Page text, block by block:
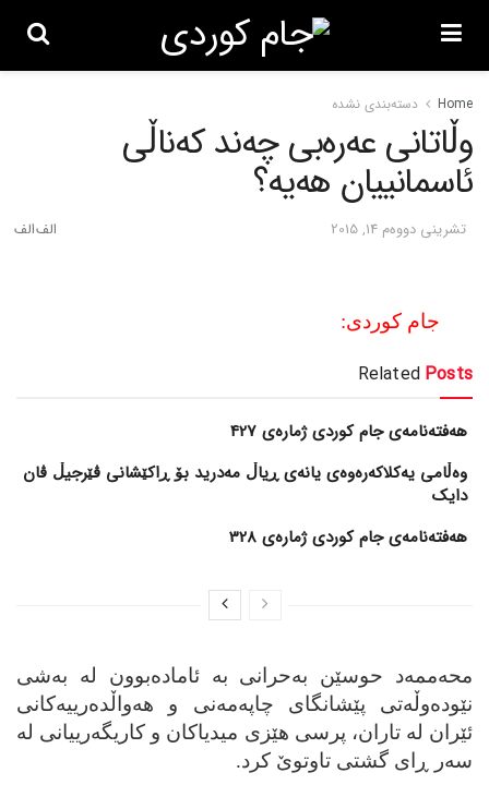
Home دسته‌بندی نشده
وڵاتانی عه‌ره‌بی چه‌ند که‌ناڵی
ئاسمانییان هه‌یه‌؟
تشرینی دووه‌م 14, 2015
جام کوردی:
Related Posts
هەفتەنامەی جام کوردی ژمارەی 427
وەڵامی یەکلاکەرەوەی یانەی ڕیاڵ مەدرید بۆ ڕاکێشانی ڤێرجیڵ ڤان
دایک
هەفتەنامەی جام کوردی ژمارەی 328
محه‌ممه‌د حوسێن به‌حرانی به‌ ئاماده‌بوون له‌ به‌شی
نێوده‌وڵه‌تی پێشانگای چاپه‌مه‌نی و هه‌واڵده‌رییه‌کانی
ئێران له‌ تاران، پرسی هێزی میدیاکان و کاریگه‌رییانی له‌
سه‌ر ڕای گشتی تاوتوێ کرد.